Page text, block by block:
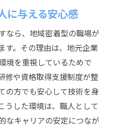
に与える安心感
なら、地域密着型の職場が
す。その理由は、地元企業
境を重視しているためで
修や資格取得支援制度が整
の方でも安心して技術を身
うした環境は、職人として
なキャリアの安定につなが